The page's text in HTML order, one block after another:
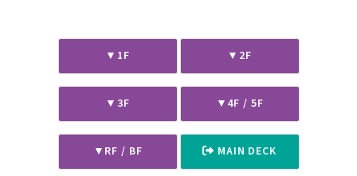
▼ 1F ▼ 2F
▼3F ▼ 4F / 5F
▼ RF / BF MAIN DECK